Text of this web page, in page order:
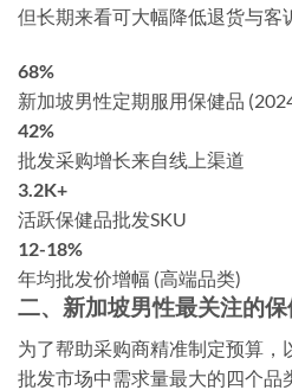
但长期来看可大幅降低退货与客
68%
新加坡男性定期服用保健品
42%
批发采购增长来自线上渠道
3.2K+
活跃保健品批发SKU
12-18%
年均批发价增幅 (高端品类)
二、新加坡男性最关注的
为了帮助采购商精准制定预算，
批发市场中需求量最大的四个品